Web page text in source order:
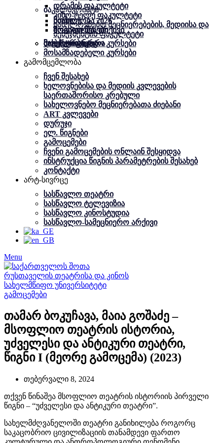
ბაკალავრიატი
დრამის ფაკულტეტი
კინო-ტელე ფაკულტეტი
სახელოვნებო მეცნიერებების, მედიისა და
მენეჯმენტის ფაკულტეტი
მაგისტრატურა
სიახლე
ზოგადი წესები
დოქტორანტურა
სიახლე
ზოგადი წესები
მობილობა
მობილობა 2026
მობილობა. არქივი
სასერტიფიკატო კურსები
მოსამზადებელი კურსები
გამომცემლობა
ჩვენ შესახებ
ხელოვნებისა და მედიის კვლევების
საერთაშორისო კრებული
სახელოვნებო მეცნიერებათა ძიებანი
ART კვლევები
დურუჯი
ელ. წიგნები
გამოცემები
ჩვენი გამოცემების ონლაინ შესყიდვა
ინსტრუქცია წიგნის პარამეტრების შესახებ
კონტაქტი
არტ-სივრცე
სასწავლო თეატრი
სასწავლო ტელევიზია
სასწავლო კინოსტუდია
სასწავლო-სამეცნიერო არქივი
Menu
გამოცემები
თამარ ბოკუჩავა, მაია გოშაძე –
მსოფლიო თეატრის ისტორია,
უძველესი და ანტიკური თეატრი,
წიგნი I (მეორე გამოცემა) (2023)
თებერვალი 8, 2024
თქვენ წინაშეა მსოფლიო თეატრის ისტორიის პირველი
წიგნი – “უძველესი და ანტიკური თეატრი”.
სახელმძღვანელოში თეატრი განიხილება როგორც
საკაცობრიო ცივილიზაციის თანამდევი ფართო